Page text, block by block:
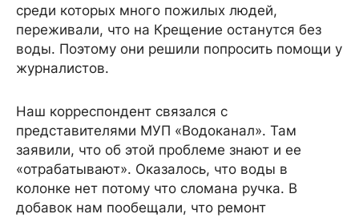
среди которых много пожилых людей,
переживали, что на Крещение останутся без
воды. Поэтому они решили попросить помощи у
журналистов.
Наш корреспондент связался с
представителями МУП «Водоканал». Там
заявили, что об этой проблеме знают и ее
«отрабатывают». Оказалось, что воды в
колонке нет потому что сломана ручка. В
добавок нам пообещали, что ремонт